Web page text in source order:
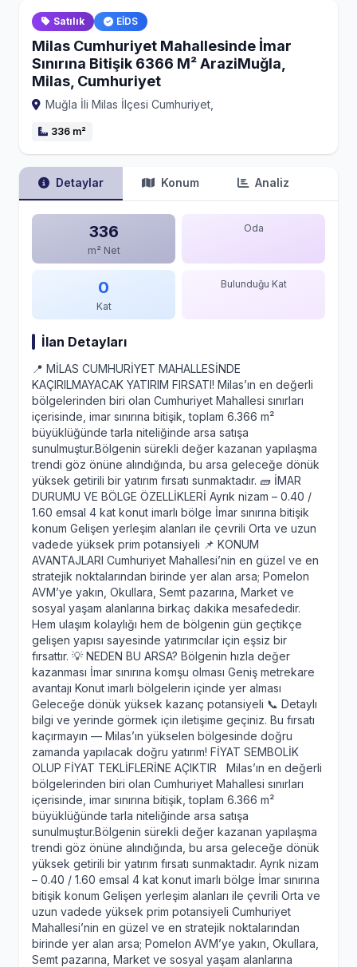
Satılık EİDS
Milas Cumhuriyet Mahallesinde İmar
Sınırına Bitişik 6366 M² AraziMuğla,
Milas, Cumhuriyet
Muğla İli Milas İlçesi Cumhuriyet,
336 m²
Detaylar Konum Analiz
336
m² Net
Oda
0
Kat
Bulunduğu Kat
İlan Detayları
📍 MİLAS CUMHURİYET MAHALLESİNDE
KAÇIRILMAYACAK YATIRIM FIRSATI! Milas’ın en değerli
bölgelerinden biri olan Cumhuriyet Mahallesi sınırları
içerisinde, imar sınırına bitişik, toplam 6.366 m²
büyüklüğünde tarla niteliğinde arsa satışa
sunulmuştur.Bölgenin sürekli değer kazanan yapılaşma
trendi göz önüne alındığında, bu arsa geleceğe dönük
yüksek getirili bir yatırım fırsatı sunmaktadır. 🧱 İMAR
DURUMU VE BÖLGE ÖZELLİKLERİ Ayrık nizam – 0.40 /
1.60 emsal 4 kat konut imarlı bölge İmar sınırına bitişik
konum Gelişen yerleşim alanları ile çevrili Orta ve uzun
vadede yüksek prim potansiyeli 📌 KONUM
AVANTAJLARI Cumhuriyet Mahallesi’nin en güzel ve en
stratejik noktalarından birinde yer alan arsa; Pomelon
AVM’ye yakın, Okullara, Semt pazarına, Market ve
sosyal yaşam alanlarına birkaç dakika mesafededir.
Hem ulaşım kolaylığı hem de bölgenin gün geçtikçe
gelişen yapısı sayesinde yatırımcılar için eşsiz bir
fırsattır. 💡 NEDEN BU ARSA? Bölgenin hızla değer
kazanması İmar sınırına komşu olması Geniş metrekare
avantajı Konut imarlı bölgelerin içinde yer alması
Geleceğe dönük yüksek kazanç potansiyeli 📞 Detaylı
bilgi ve yerinde görmek için iletişime geçiniz. Bu fırsatı
kaçırmayın — Milas’ın yükselen bölgesinde doğru
zamanda yapılacak doğru yatırım! FİYAT SEMBOLİK
OLUP FİYAT TEKLİFLERİNE AÇIKTIR Milas’ın en değerli
bölgelerinden biri olan Cumhuriyet Mahallesi sınırları
içerisinde, imar sınırına bitişik, toplam 6.366 m²
büyüklüğünde tarla niteliğinde arsa satışa
sunulmuştur.Bölgenin sürekli değer kazanan yapılaşma
trendi göz önüne alındığında, bu arsa geleceğe dönük
yüksek getirili bir yatırım fırsatı sunmaktadır. Ayrık nizam
– 0.40 / 1.60 emsal 4 kat konut imarlı bölge İmar sınırına
bitişik konum Gelişen yerleşim alanları ile çevrili Orta ve
uzun vadede yüksek prim potansiyeli Cumhuriyet
Mahallesi’nin en güzel ve en stratejik noktalarından
birinde yer alan arsa; Pomelon AVM’ye yakın, Okullara,
Semt pazarına, Market ve sosyal yaşam alanlarına